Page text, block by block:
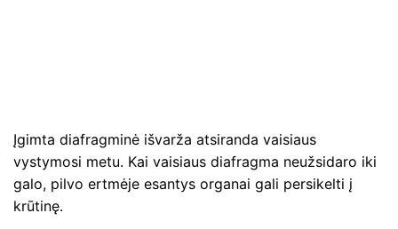
Įgimta diafragminė išvarža atsiranda vaisiaus
vystymosi metu. Kai vaisiaus diafragma neužsidaro iki
galo, pilvo ertmėje esantys organai gali persikelti į
krūtinę.